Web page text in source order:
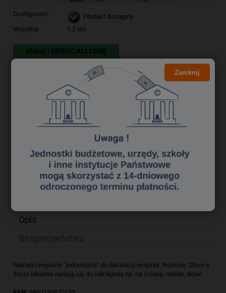
Dostępność:
Produkt dostępny
Wysyłka:
1-2 dni
Kliknij i NEGOCJUJ CENĘ
13,82 zł
do koszyka
Producent: ALIGA
Kod produktu:
qn 4112217
zapytaj o produkt
poleć znajomemu
Opis
Naklejki wypukłe "jednorożce" do dekoracji wnętrza. Rozmiar: 28cm x
35cm Idealnie nadają się do naklejenia np. na ścianę, meble, drzwi.
Zamknij